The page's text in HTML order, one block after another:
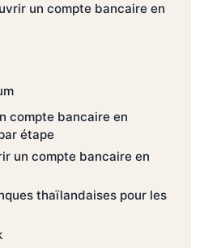
un compte bancaire en
compte bancaire en
étape
un compte bancaire en
thaïlandaises pour les